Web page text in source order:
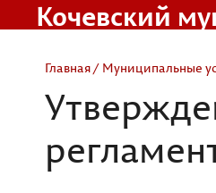
Кочевский
Главная/ Муниципальные